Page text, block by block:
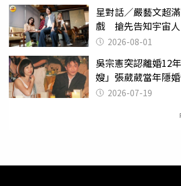
星對話／嚴藝文超
戲 搶先告知宇宙
2026-08-01
吳宗憲突認離婚12
嫂」張葳葳當年隱
2026-07-19